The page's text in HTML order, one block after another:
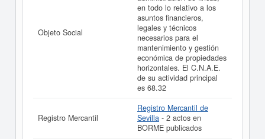
La última actualización del informe de empresa se ha
realizado el 14/10/2025.
Objeto Social
en todo lo relativo a los
asuntos financieros,
legales y técnicos
necesarios para el
mantenimiento y gestión
económica de propiedades
horizontales. El C.N.A.E.
de su actividad principal
es 68.32
Registro Mercantil
Registro Mercantil de
Sevilla - 2 actos en
BORME publicados